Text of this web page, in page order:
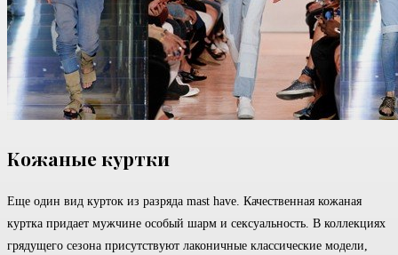
Кожаные куртки
Еще один вид курток из разряда mast have. Качественная кожаная
куртка придает мужчине особый шарм и сексуальность. В коллекциях
грядущего сезона присутствуют лаконичные классические модели,